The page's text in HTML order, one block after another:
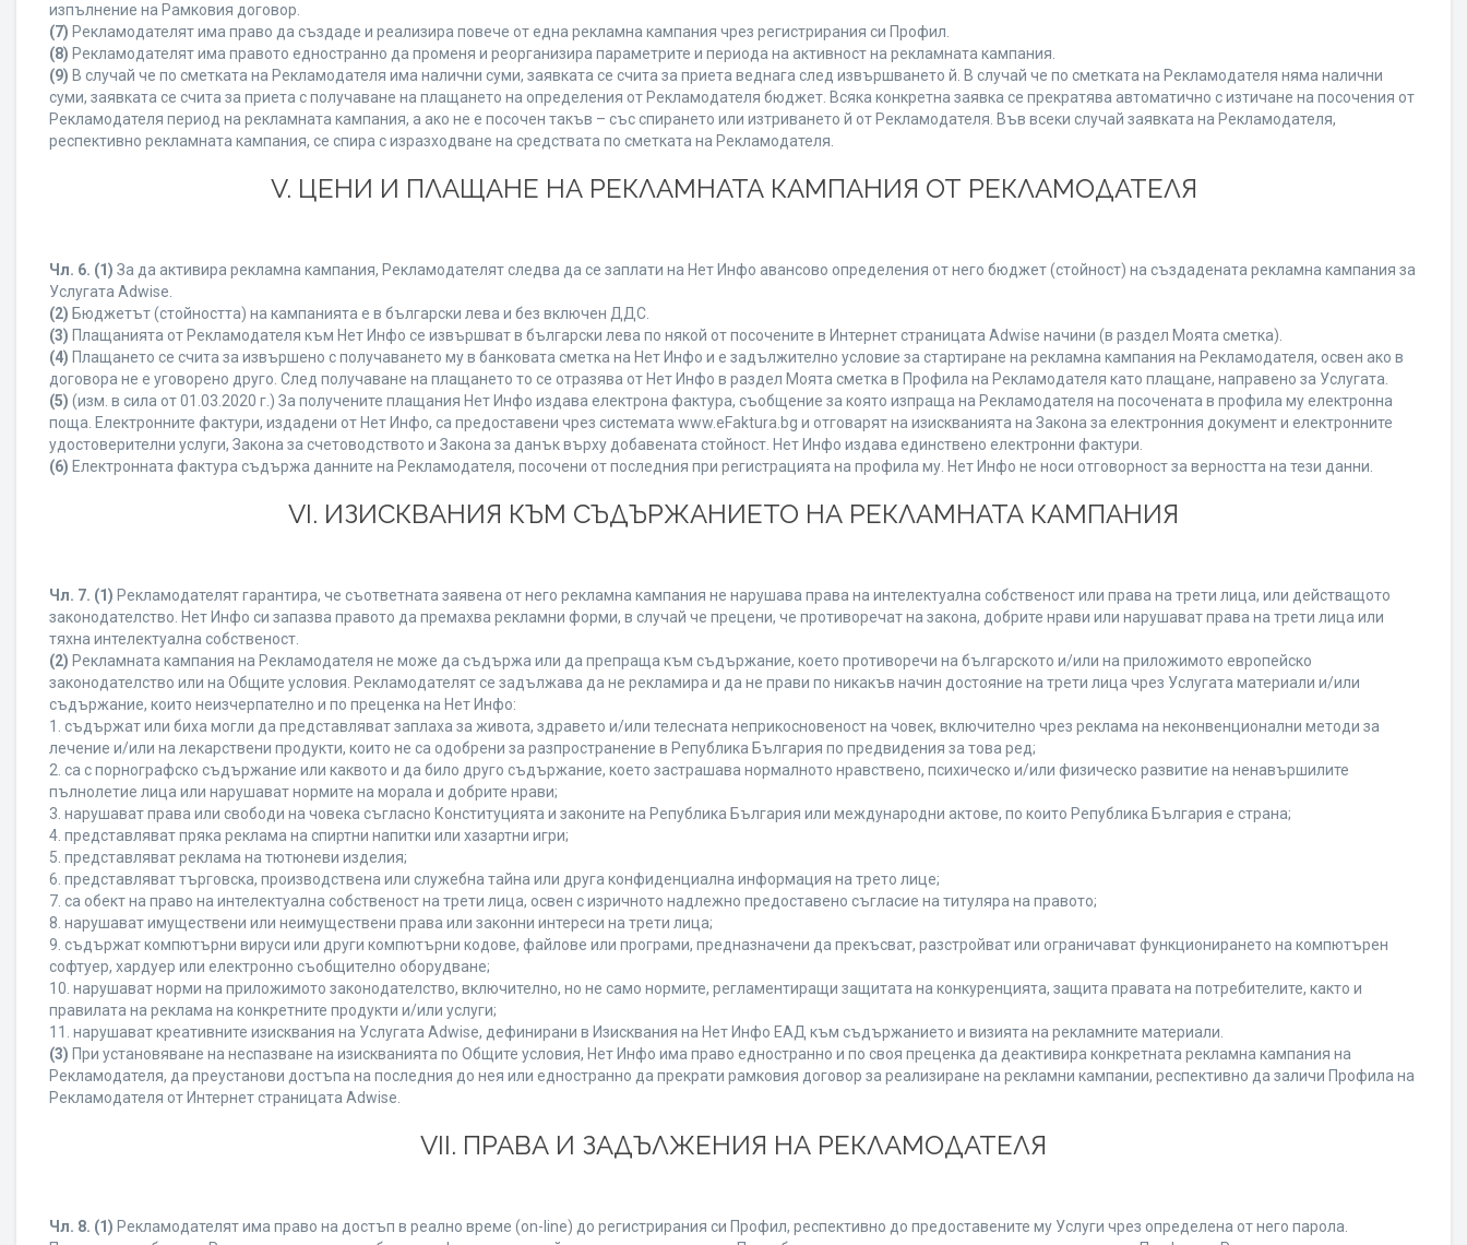
изпълнение на Рамковия договор.
(7) Рекламодателят има право да създаде и реализира повече от една рекламна кампания чрез регистрирания си Профил.
(8) Рекламодателят има правото едностранно да променя и реорганизира параметрите и периода на активност на рекламната кампания.
(9) В случай че по сметката на Рекламодателя има налични суми, заявката се счита за приета веднага след извършването й. В случай че по сметката на Рекламодателя няма налични
суми, заявката се счита за приета с получаване на плащането на определения от Рекламодателя бюджет. Всяка конкретна заявка се прекратява автоматично с изтичане на посочения от
Рекламодателя период на рекламната кампания, а ако не е посочен такъв – със спирането или изтриването й от Рекламодателя. Във всеки случай заявката на Рекламодателя,
респективно рекламната кампания, се спира с изразходване на средствата по сметката на Рекламодателя.
V. ЦЕНИ И ПЛАЩАНЕ НА РЕКЛАМНАТА КАМПАНИЯ ОТ РЕКЛАМОДАТЕЛЯ
Чл. 6. (1) За да активира рекламна кампания, Рекламодателят следва да се заплати на Нет Инфо авансово определения от него бюджет (стойност) на създадената рекламна кампания за
Услугата Adwise.
(2) Бюджетът (стойността) на кампанията е в български лева и без включен ДДС.
(3) Плащанията от Рекламодателя към Нет Инфо се извършват в български лева по някой от посочените в Интернет страницата Adwise начини (в раздел Моята сметка).
(4) Плащането се счита за извършено с получаването му в банковата сметка на Нет Инфо и е задължително условие за стартиране на рекламна кампания на Рекламодателя, освен ако в
договора не е уговорено друго. След получаване на плащането то се отразява от Нет Инфо в раздел Моята сметка в Профила на Рекламодателя като плащане, направено за Услугата.
(5) (изм. в сила от 01.03.2020 г.) За получените плащания Нет Инфо издава електрона фактура, съобщение за която изпраща на Рекламодателя на посочената в профила му електронна
поща. Електронните фактури, издадени от Нет Инфо, са предоставени чрез системата www.eFaktura.bg и отговарят на изискванията на Закона за електронния документ и електронните
удостоверителни услуги, Закона за счетоводството и Закона за данък върху добавената стойност. Нет Инфо издава единствено електронни фактури.
(6) Електронната фактура съдържа данните на Рекламодателя, посочени от последния при регистрацията на профила му. Нет Инфо не носи отговорност за верността на тези данни.
VI. ИЗИСКВАНИЯ КЪМ СЪДЪРЖАНИЕТО НА РЕКЛАМНАТА КАМПАНИЯ
Чл. 7. (1) Рекламодателят гарантира, че съответната заявена от него рекламна кампания не нарушава права на интелектуална собственост или права на трети лица, или действащото
законодателство. Нет Инфо си запазва правото да премахва рекламни форми, в случай че прецени, че противоречат на закона, добрите нрави или нарушават права на трети лица или
тяхна интелектуална собственост.
(2) Рекламната кампания на Рекламодателя не може да съдържа или да препраща към съдържание, което противоречи на българското и/или на приложимото европейско
законодателство или на Общите условия. Рекламодателят се задължава да не рекламира и да не прави по никакъв начин достояние на трети лица чрез Услугата материали и/или
съдържание, които неизчерпателно и по преценка на Нет Инфо:
1. съдържат или биха могли да представляват заплаха за живота, здравето и/или телесната неприкосновеност на човек, включително чрез реклама на неконвенционални методи за
лечение и/или на лекарствени продукти, които не са одобрени за разпространение в Република България по предвидения за това ред;
2. са с порнографско съдържание или каквото и да било друго съдържание, което застрашава нормалното нравствено, психическо и/или физическо развитие на ненавършилите
пълнолетие лица или нарушават нормите на морала и добрите нрави;
3. нарушават права или свободи на човека съгласно Конституцията и законите на Република България или международни актове, по които Република България е страна;
4. представляват пряка реклама на спиртни напитки или хазартни игри;
5. представляват реклама на тютюневи изделия;
6. представляват търговска, производствена или служебна тайна или друга конфиденциална информация на трето лице;
7. са обект на право на интелектуална собственост на трети лица, освен с изричното надлежно предоставено съгласие на титуляра на правото;
8. нарушават имуществени или неимуществени права или законни интереси на трети лица;
9. съдържат компютърни вируси или други компютърни кодове, файлове или програми, предназначени да прекъсват, разстройват или ограничават функционирането на компютърен
софтуер, хардуер или електронно съобщително оборудване;
10. нарушават норми на приложимото законодателство, включително, но не само нормите, регламентиращи защитата на конкуренцията, защита правата на потребителите, както и
правилата на реклама на конкретните продукти и/или услуги;
11. нарушават креативните изисквания на Услугата Adwise, дефинирани в Изисквания на Нет Инфо ЕАД към съдържанието и визията на рекламните материали.
(3) При установяване на неспазване на изискванията по Общите условия, Нет Инфо има право едностранно и по своя преценка да деактивира конкретната рекламна кампания на
Рекламодателя, да преустанови достъпа на последния до нея или едностранно да прекрати рамковия договор за реализиране на рекламни кампании, респективно да заличи Профила на
Рекламодателя от Интернет страницата Adwise.
VII. ПРАВА И ЗАДЪЛЖЕНИЯ НА РЕКЛАМОДАТЕЛЯ
Чл. 8. (1) Рекламодателят има право на достъп в реално време (on-line) до регистрирания си Профил, респективно до предоставените му Услуги чрез определена от него парола.